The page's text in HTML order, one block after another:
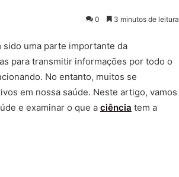
0 3 minutos de leitura
sido uma parte importante da
para transmitir informações por todo o
No entanto, muitos se
em nossa saúde. Neste artigo, vamos
e examinar o que a ciência tem a